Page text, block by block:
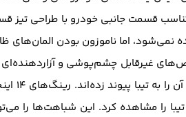
قسمت جانبی خودرو با طراحی
نمی‌شود، اما ناموزون بودن
غیرقابل چشم‌پوشی و
رینگ‌های ۱۴ اینچی فولادی و آلومینیومی بنا به تیپ و مدل روی
تیبا را مشاهده کرد. این شباهت‌ها را